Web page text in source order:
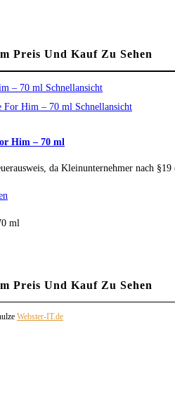
Preis Und Kauf Zu Sehen
Schnellansicht
Schnellansicht
Him – 70 ml
da Kleinunternehmer nach
ml
Preis Und Kauf Zu Sehen
Webster-IT.de